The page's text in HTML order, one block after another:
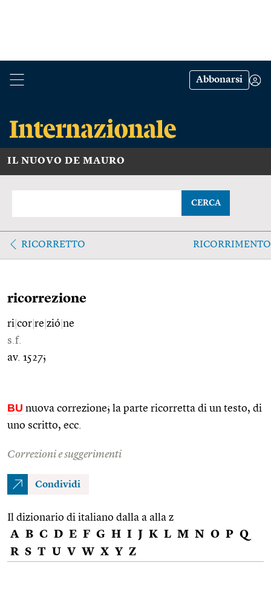
Abbonarsi
IL NUOVO DE MAURO
CERCA
RICORRETTO RICORRIMENTO
ricorrezione
ri cor re zió ne
s.f.
av. 1527;
BU nuova correzione; la parte ricorretta di un testo, di
uno scritto, ecc.
Correzioni e suggerimenti
Condividi
Il dizionario di italiano dalla a alla z
A B C D E F G H I J K L M N O P Q
R S T U V W X Y Z